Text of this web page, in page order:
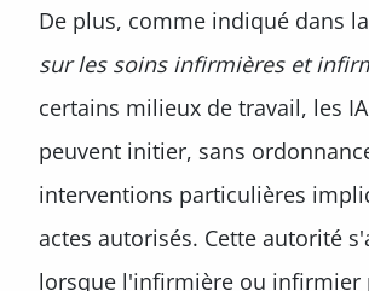
De plus, comme indiqué dans la
sur les soins infirmières et
certains milieux de travail, les
peuvent initier, sans
interventions particulières
actes autorisés. Cette autorité
lorsque l'infirmière ou infirmier